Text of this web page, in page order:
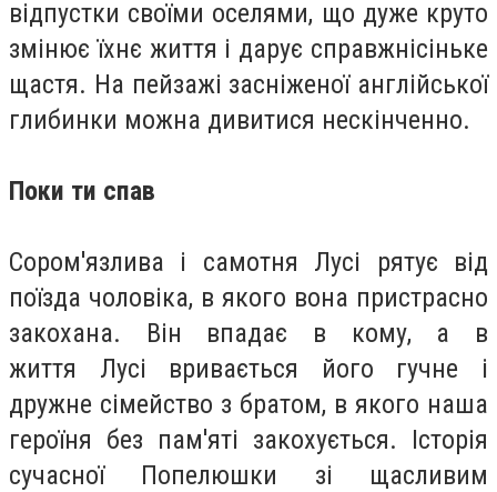
відпустки своїми оселями, що дуже круто
змінює їхнє життя і дарує справжнісіньке
щастя. На пейзажі засніженої англійської
глибинки можна дивитися нескінченно.
Поки ти спав
Сором'язлива і самотня Лусі рятує від
поїзда чоловіка, в якого вона пристрасно
закохана. Він впадає в кому, а в
життя Лусі вривається його гучне і
дружне сімейство з братом, в якого наша
героїня без пам'яті закохується. Історія
сучасної Попелюшки зі щасливим